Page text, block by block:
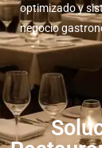
optimizado y
negocio